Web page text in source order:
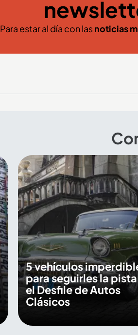
Para estar al día con lasnoticias
5 vehículos
para seguirles la
el Desfile de Autos
Clásicos